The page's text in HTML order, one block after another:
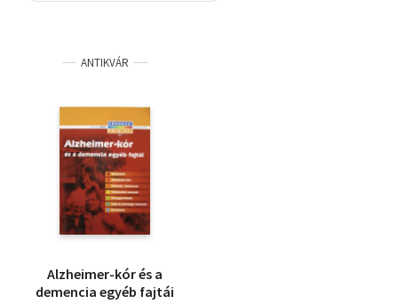
Tankönyv, segédkönyv
Társadalomtudomány
Természettudomány
Történelem
ANTIKVÁR
Alzheimer-kór és a
demencia egyéb fajtái